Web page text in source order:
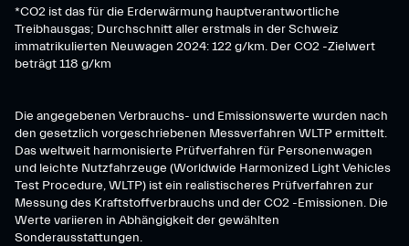
*CO2 ist das für die Erderwärmung hauptverantwortliche
Treibhausgas; Durchschnitt aller erstmals in der Schweiz
immatrikulierten Neuwagen 2024: 122 g/km. Der CO2 -Zielwert
beträgt 118 g/km
Die angegebenen Verbrauchs- und Emissionswerte wurden nach
den gesetzlich vorgeschriebenen Messverfahren WLTP ermittelt.
Das weltweit harmonisierte Prüfverfahren für Personenwagen
und leichte Nutzfahrzeuge (Worldwide Harmonized Light Vehicles
Test Procedure, WLTP) ist ein realistischeres Prüfverfahren zur
Messung des Kraftstoffverbrauchs und der CO2 -Emissionen. Die
Werte variieren in Abhängigkeit der gewählten
Sonderausstattungen.